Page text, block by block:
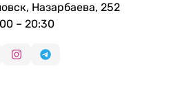
Назарбаева, 252
– 20:30